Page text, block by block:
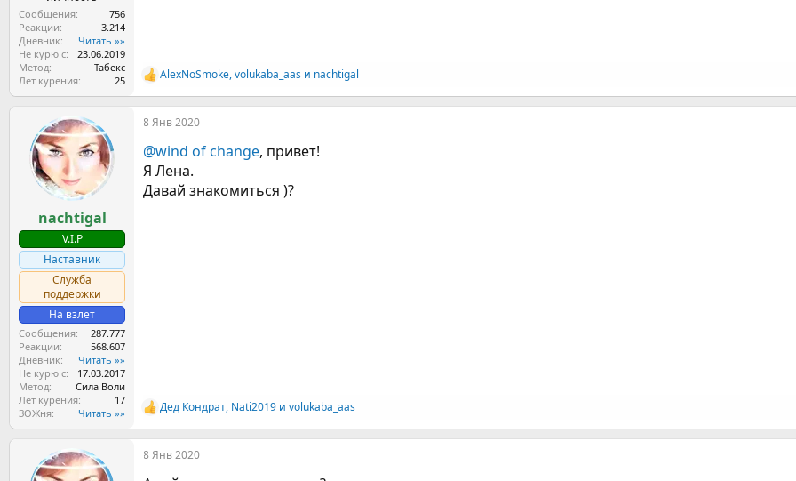
Сообщения
756
Реакции
3.214
Дневник
Читать »»
Не курю с
23.06.2019
Метод
Табекс
Лет курения
25
Р
е
а
к
и
и
:
AlexNoSmoke,volukaba_aas и nachtigal
nachtigal
V.I.P
Наставник
Служба
поддержки
На взлет
Сообщения
287.777
Реакции
568.607
Дневник
Читать »»
Не курю с
17.03.2017
Метод
Сила Воли
Лет курения
17
ЗОЖня
Читать »»
8 Янв 2020
@wind of change, привет!
Я Лена.
Давай знакомиться )?
Р
е
а
к
Дед Кондрат, Nati2019 и volukaba_aas
8 Янв 2020